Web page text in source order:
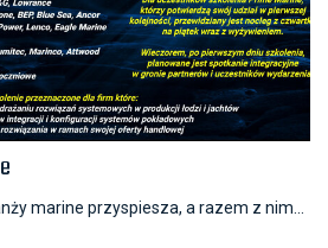
marine przyspiesza, a razem z nim...